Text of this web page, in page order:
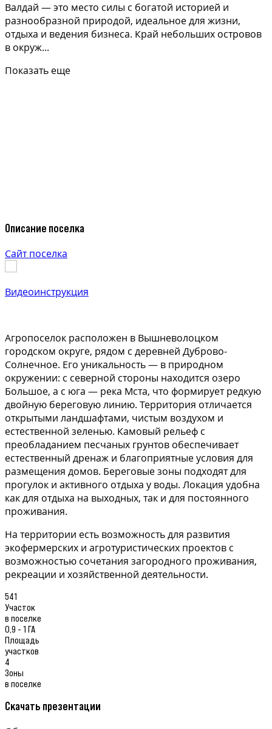
Валдай — это место силы с богатой историей и
разнообразной природой, идеальное для жизни,
отдыха и ведения бизнеса. Край небольших островов
в окруж...
Показать еще
Описание поселка
Сайт поселка
Видеоинструкция
Агропоселок расположен в Вышневолоцком
городском округе, рядом с деревней Дуброво-
Солнечное. Его уникальность — в природном
окружении: с северной стороны находится озеро
Большое, а с юга — река Мста, что формирует редкую
двойную береговую линию. Территория отличается
открытыми ландшафтами, чистым воздухом и
естественной зеленью. Камовый рельеф с
преобладанием песчаных грунтов обеспечивает
естественный дренаж и благоприятные условия для
размещения домов. Береговые зоны подходят для
прогулок и активного отдыха у воды. Локация удобна
как для отдыха на выходных, так и для постоянного
проживания.
На территории есть возможность для развития
экофермерских и агротуристических проектов с
возможностью сочетания загородного проживания,
рекреации и хозяйственной деятельности.
541
Участок
в поселке
0,9 - 1 ГА
Площадь
участков
4
Зоны
в поселке
Скачать презентации